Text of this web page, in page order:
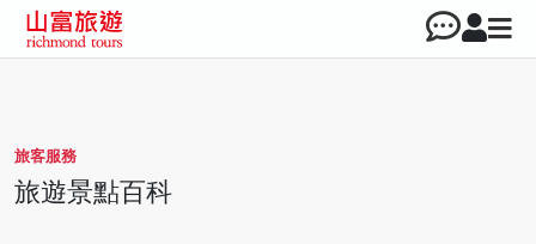
旅客服務
旅遊景點百科